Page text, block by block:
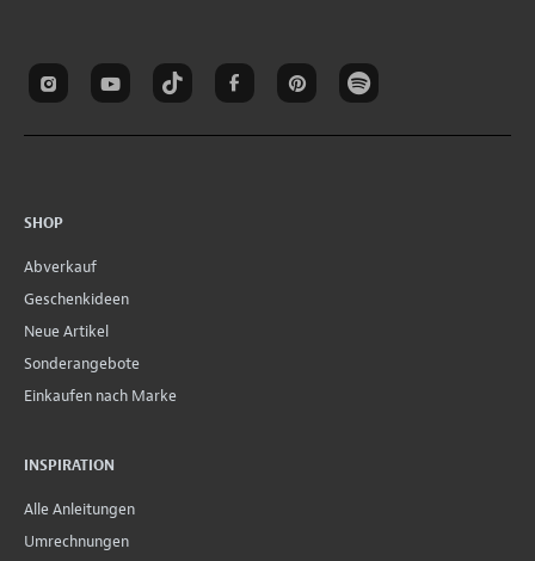
SHOP
Abverkauf
Geschenkideen
Neue Artikel
Sonderangebote
Einkaufen nach Marke
INSPIRATION
Alle Anleitungen
Umrechnungen